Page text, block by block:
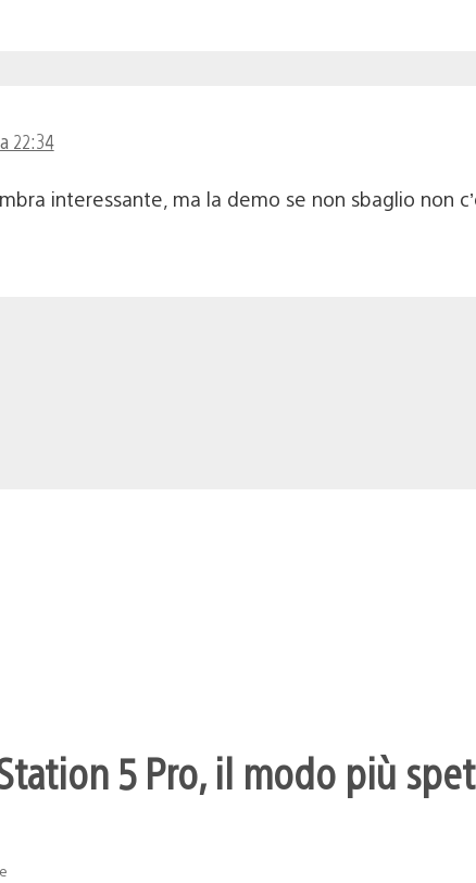
22:34
interessante, ma la demo se non sbaglio non
5 Pro, il modo più